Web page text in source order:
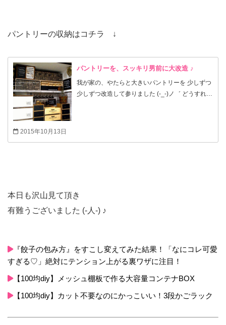
パントリーの収納はコチラ ↓
パントリーを、スッキリ男前に大改造 ♪
我が家の、やたらと大きいパントリーを 少しずつ
少しずつ改造して参りました (-_-)ノ゛ どうすれば
2015年10月13日
本日も沢山見て頂き
有難うございました (-人-) ♪
『餃子の包み方』をすこし変えてみた結果！「なにコレ可愛
すぎる♡」絶対にテンション上がる裏ワザに注目！
【100均diy】メッシュ棚板で作る大容量コンテナBOX
【100均diy】カット不要なのにかっこいい！3段かごラック